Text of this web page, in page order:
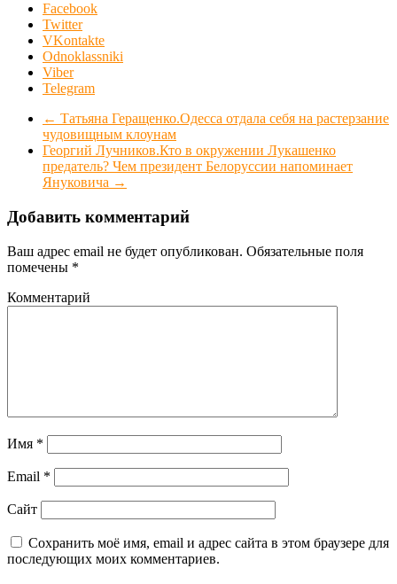
Facebook
Twitter
VKontakte
Odnoklassniki
Viber
Telegram
← Татьяна Геращенко.Одесса отдала себя на растерзание
чудовищным клоунам
Георгий Лучников.Кто в окружении Лукашенко
предатель? Чем президент Белоруссии напоминает
Януковича →
Добавить комментарий
Ваш адрес email не будет опубликован. Обязательные поля
помечены *
Комментарий
Имя *
Email *
Сайт
Сохранить моё имя, email и адрес сайта в этом браузере для
последующих моих комментариев.